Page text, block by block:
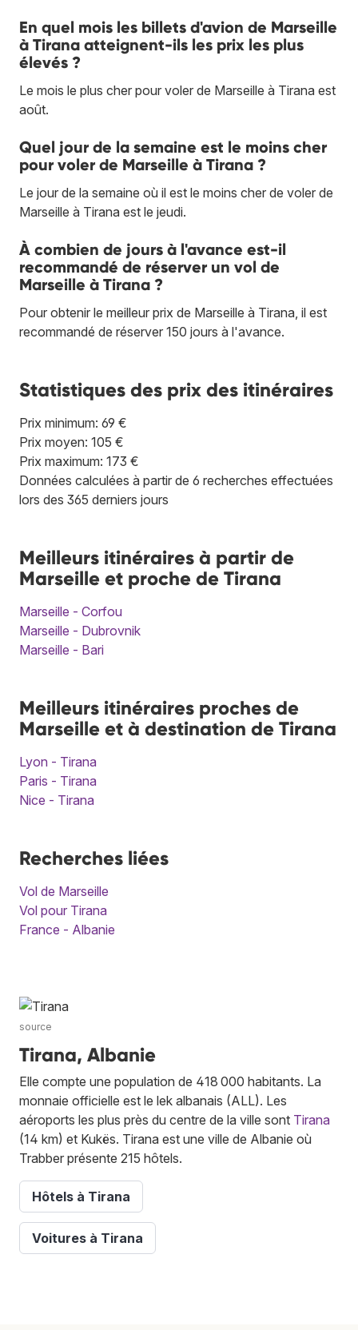
En quel mois les billets d'avion de Marseille
à Tirana atteignent-ils les prix les plus
élevés ?
Le mois le plus cher pour voler de Marseille à Tirana est
août.
Quel jour de la semaine est le moins cher
pour voler de Marseille à Tirana ?
Le jour de la semaine où il est le moins cher de voler de
Marseille à Tirana est le jeudi.
À combien de jours à l'avance est-il
recommandé de réserver un vol de
Marseille à Tirana ?
Pour obtenir le meilleur prix de Marseille à Tirana, il est
recommandé de réserver 150 jours à l'avance.
Statistiques des prix des itinéraires
Prix minimum: 69 €
Prix moyen: 105 €
Prix maximum: 173 €
Données calculées à partir de 6 recherches effectuées
lors des 365 derniers jours
Meilleurs itinéraires à partir de
Marseille et proche de Tirana
Marseille - Corfou
Marseille - Dubrovnik
Marseille - Bari
Meilleurs itinéraires proches de
Marseille et à destination de Tirana
Lyon - Tirana
Paris - Tirana
Nice - Tirana
Recherches liées
Vol de Marseille
Vol pour Tirana
France - Albanie
source
Tirana, Albanie
Elle compte une population de 418 000 habitants. La
monnaie officielle est le lek albanais (ALL). Les
aéroports les plus près du centre de la ville sont Tirana
(14 km) et Kukës. Tirana est une ville de Albanie où
Trabber présente 215 hôtels.
Hôtels à Tirana
Voitures à Tirana